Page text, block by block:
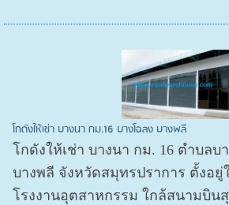
โกดังให้เช่า บางนา กม.16 บางโฉลง บางพลี
โกดังให้เช่า บางนา กม. 16 ตำบลบ
บางพลี จังหวัดสมุทรปราการ ตั้งอยู่
โรงงานอุตสาหกรรม ใกล้สนามบิน